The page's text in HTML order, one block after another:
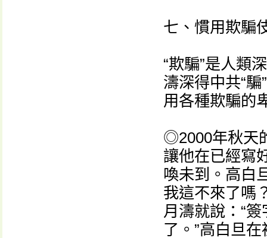
七、慣用欺騙
“欺騙”是人類
濤深得中共“
用各種欺騙的
◎2000年秋天
讓他在已經寫
喚未到。高白
我這不來了嗎
月濤就說：“
了。”高白旦